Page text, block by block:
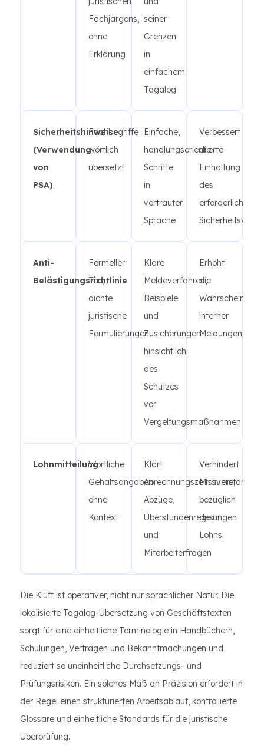
Fachjargons,
ohne
Erklärung
seiner
Grenzen
in
einfachem
Tagalog
Sicherheitshinweise
(Verwendung
von
PSA)
Fachbegriffe
wörtlich
übersetzt
Einfache,
handlungsorientierte
Schritte
in
vertrauter
Sprache
Verbessert
die
Einhaltung
des
erforderlichen
Anti-
Belästigungsrichtlinie
Formeller
Ton,
dichte
juristische
Formulierungen
Klare
Meldeverfahren,
Beispiele
und
Zusicherungen
hinsichtlich
des
Schutzes
vor
Vergeltungsmaßnahmen
Erhöht
die
interner
Meldungen
LohnmitteilungWörtliche
Gehaltsangaben
ohne
Kontext
Klärt
Abrechnungszeiträume,
Abzüge,
Überstundenregelungen
und
Mitarbeiterfragen
Verhindert
bezüglich
des
Lohns.
Die Kluft ist operativer, nicht nur sprachlicher Natur. Die
lokalisierte Tagalog-Übersetzung von Geschäftstexten
sorgt für eine einheitliche Terminologie in Handbüchern,
Schulungen, Verträgen und Bekanntmachungen und
reduziert so uneinheitliche Durchsetzungs- und
Prüfungsrisiken. Ein solches Maß an Präzision erfordert in
der Regel einen strukturierten Arbeitsablauf, kontrollierte
Glossare und einheitliche Standards für die juristische
Überprüfung.